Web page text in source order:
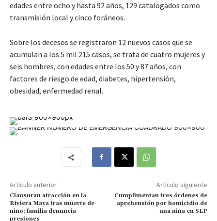
edades entre ocho y hasta 92 años, 129 catalogados como
transmisión local y cinco foráneos.
Sobre los decesos se registraron 12 nuevos casos que se
acumulan a los 5 mil 215 casos, se trata de cuatro mujeres y
seis hombres, con edades entre los 50 y 87 años, con
factores de riesgo de edad, diabetes, hipertensión,
obesidad, enfermedad renal.
Artículo anterior
Clausuran atracción en la
Riviera Maya tras muerte de
niño; familia denuncia
presiones
Artículo siguiente
Cumplimentan tres órdenes de
aprehensión por homicidio de
una niña en SLP